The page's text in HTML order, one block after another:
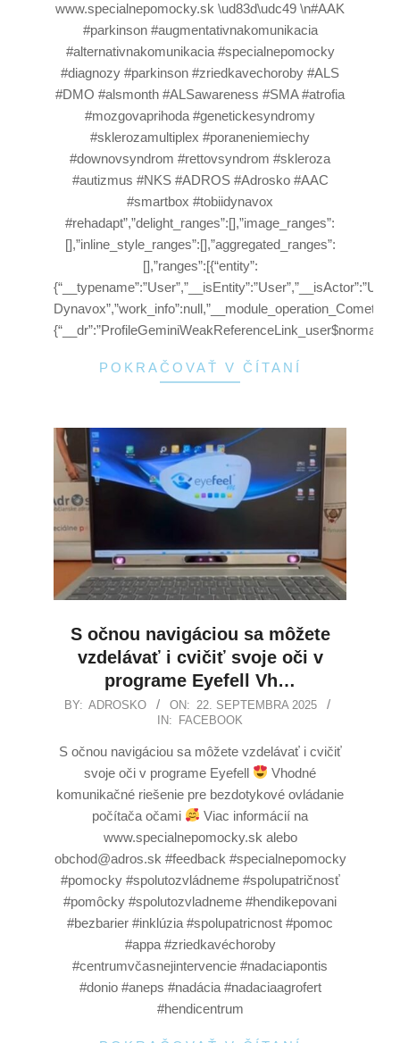
www.specialnepomocky.sk \ud83d\udc49 \n#AAK
#parkinson #augmentativnakomunikacia
#alternativnakomunikacia #specialnepomocky
#diagnozy #parkinson #zriedkavechoroby #ALS
#DMO #alsmonth #ALSawareness #SMA #atrofia
#mozgovaprihoda #genetickesyndromy
#sklerozamultiplex #poraneniemiechy
#downovsyndrom #rettovsyndrom #skleroza
#autizmus #NKS #ADROS #Adrosko #AAC
#smartbox #tobiidynavox
#rehadapt”,”delight_ranges”:[],”image_ranges”:
[],”inline_style_ranges”:[],”aggregated_ranges”:
[],”ranges”:[{“entity”:
POKRAČOVAŤ V ČÍTANÍ
S očnou navigáciou sa môžete
vzdelávať i cvičiť svoje oči v
programe Eyefell Vh…
BY: ADROSKO ON: 22. SEPTEMBRA 2025
IN: FACEBOOK
S očnou navigáciou sa môžete vzdelávať i cvičiť
svoje oči v programe Eyefell
Vhodné
komunikačné riešenie pre bezdotykové ovládanie
počítača očami
Viac informácií na
www.specialnepomocky.sk alebo
obchod@adros.sk #feedback #specialnepomocky
#pomocky #spolutozvládneme #spolupatričnosť
#pomôcky #spolutozvladneme #hendikepovani
#bezbarier #inklúzia #spolupatricnost #pomoc
#appa #zriedkavéchoroby
#centrumvčasnejintervencie #nadaciapontis
#donio #aneps #nadácia #nadaciaagrofert
#hendicentrum